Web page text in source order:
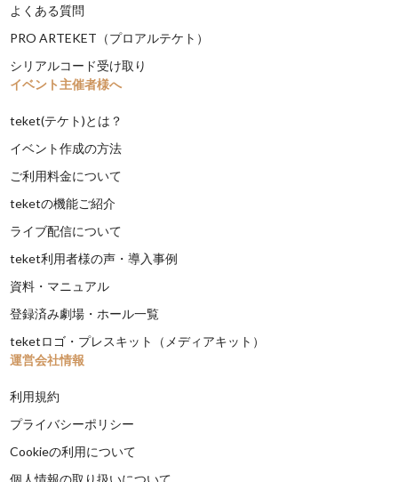
よくある質問
PRO ARTEKET（プロアルテケト）
シリアルコード受け取り
イベント主催者様へ
teket(テケト)とは？
イベント作成の方法
ご利用料金について
teketの機能ご紹介
ライブ配信について
teket利用者様の声・導入事例
資料・マニュアル
登録済み劇場・ホール一覧
teketロゴ・プレスキット（メディアキット）
運営会社情報
利用規約
プライバシーポリシー
Cookieの利用について
個人情報の取り扱いについて